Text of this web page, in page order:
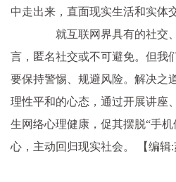
中走出来，直面现实生活和实体
就互联网界具有的社交
言，匿名社交或不可避免。但我
要保持警惕、规避风险。解决之
理性平和的心态，通过开展讲座
生网络心理健康，促其摆脱“手
心，主动回归现实社会。
【编辑